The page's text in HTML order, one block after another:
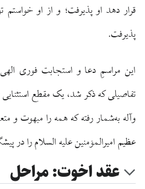
قرار دهد او پذیرفت؛ و از او
پذیرفت.
این مراسمِ دعا و استجابت فوری
تفاصیلی که ذکر شد، یک مقطع استثنایی
وآله به‌شمار رفته که همه را مبهوت و
عظیم امیرالمؤمنین علیه السلام را
عقد اخوت: مراحل